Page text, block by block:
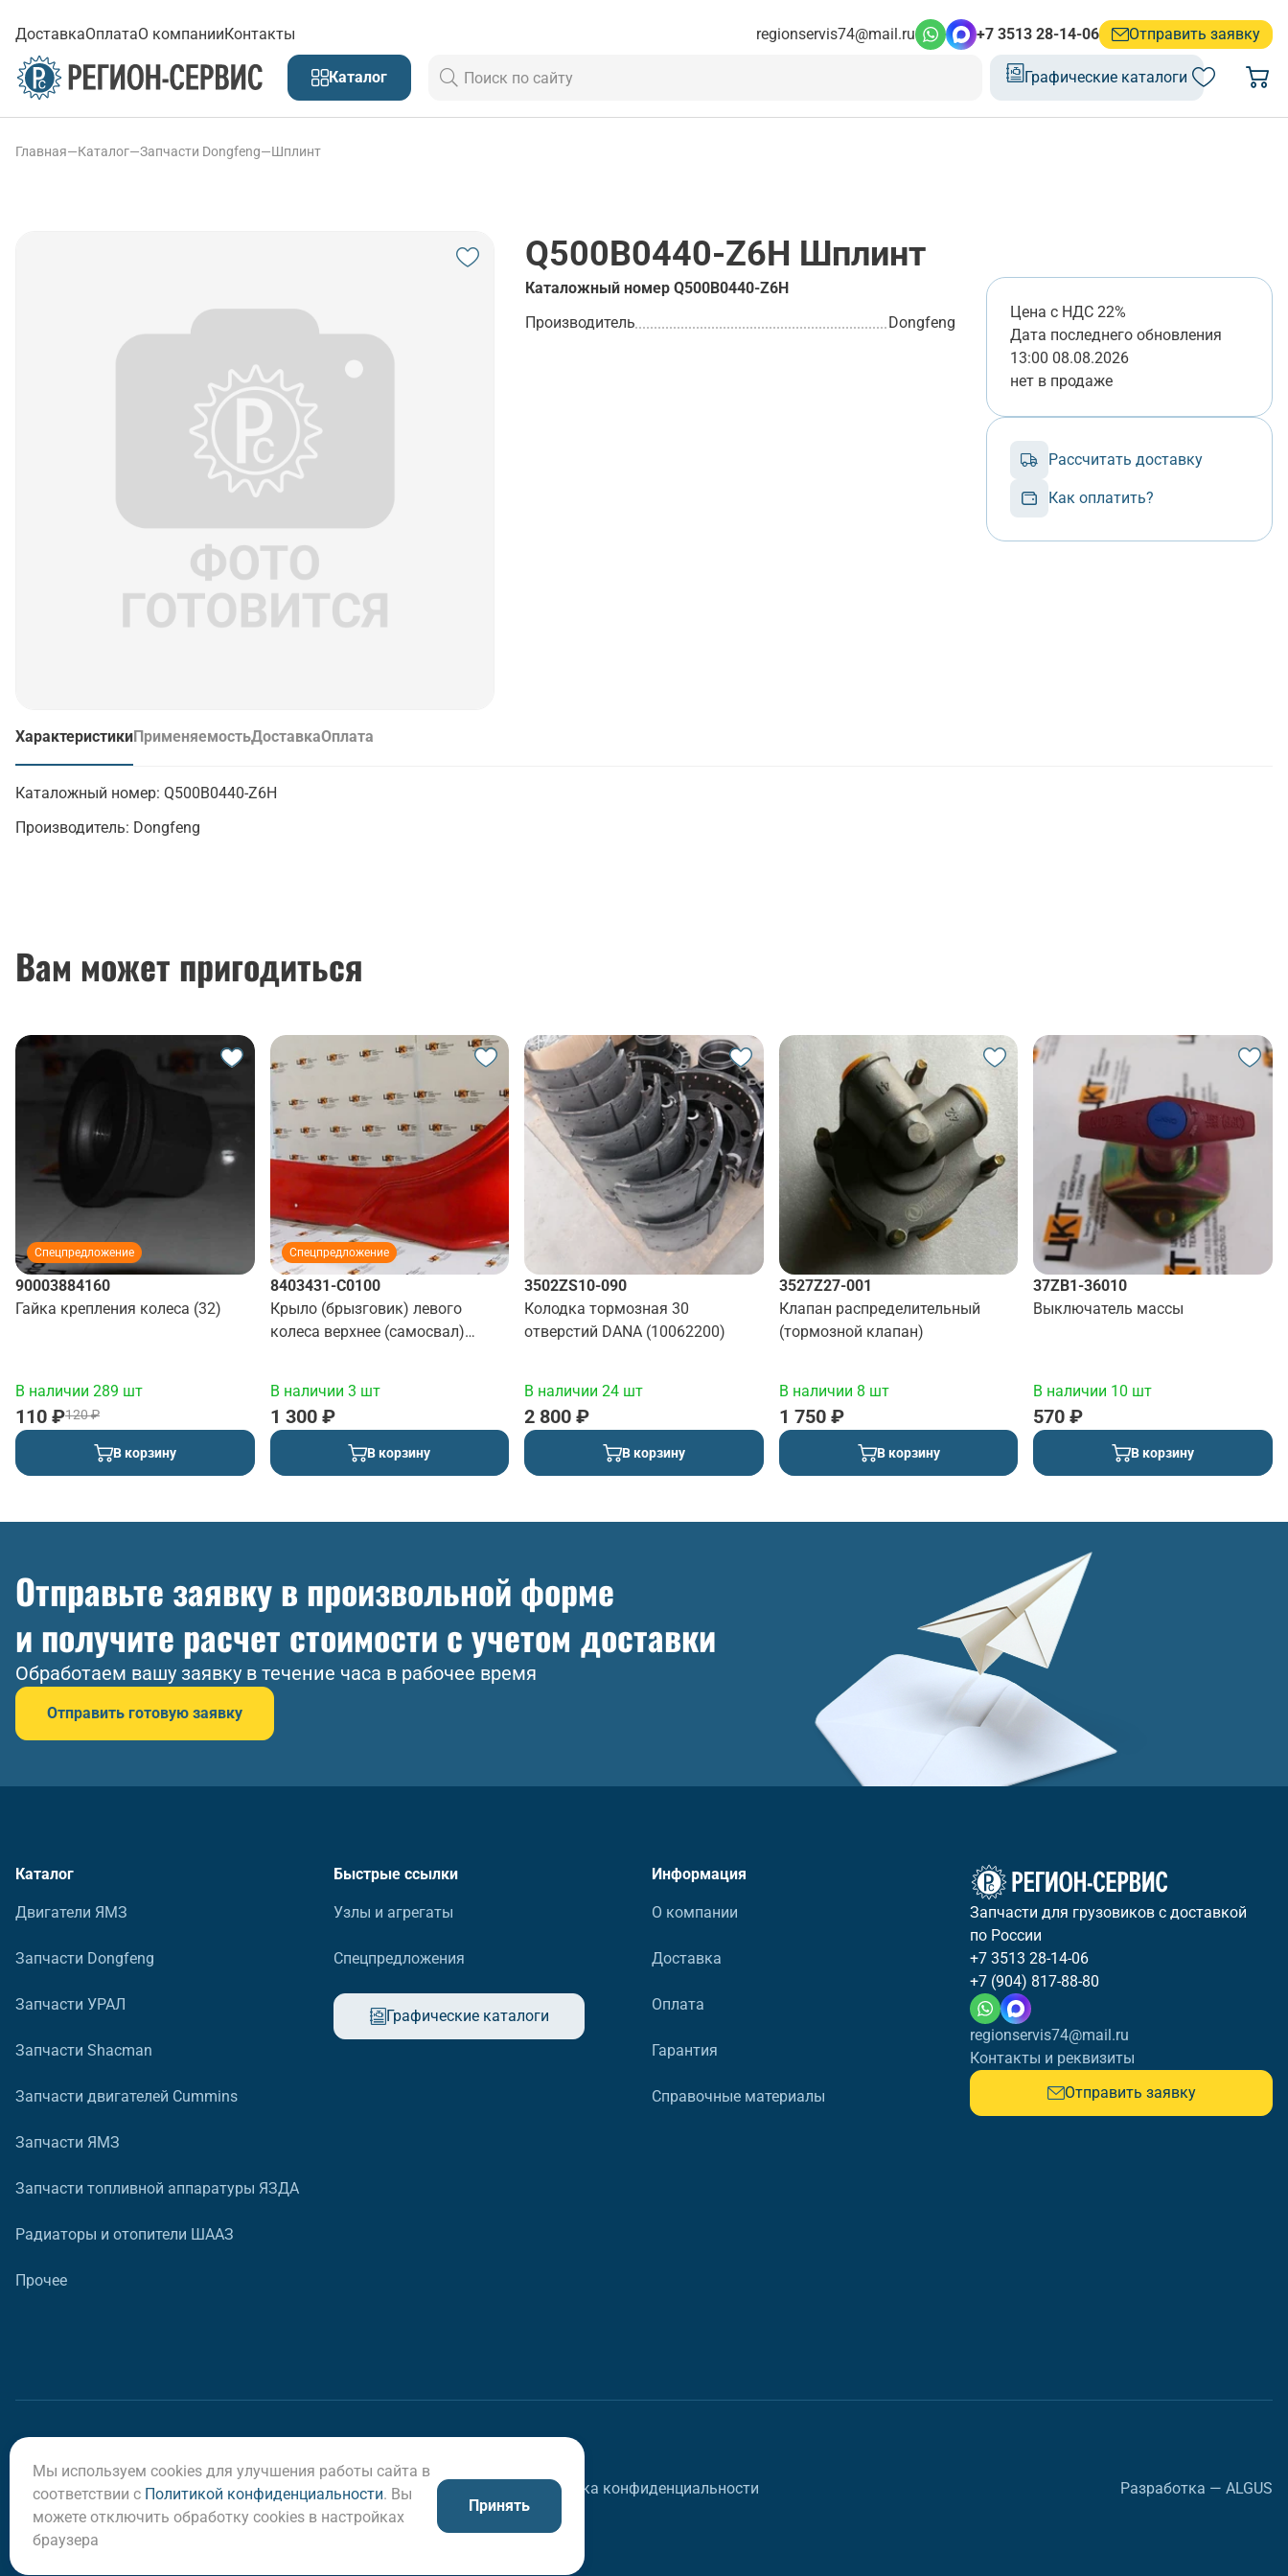
ДоставкаОплатаО компанииКонтакты regionservis74@mail.ru +7 3513 28-14-06 Отправить заявку
Каталог Графические каталоги
Главная—Каталог—Запчасти Dongfeng—Шплинт
Q500B0440-Z6H Шплинт
Каталожный номер Q500B0440-Z6H
Производитель
Dongfeng
Цена с НДС 22%
Дата последнего обновления
13:00 08.08.2026
нет в продаже
Рассчитать доставку
Как оплатить?
Характеристики
(активная вкладка)
ПрименяемостьДоставкаОплата
Каталожный номер: Q500B0440-Z6H
Производитель: Dongfeng
Вам может пригодиться
Спецпредложение
90003884160
Гайка крепления колеса (32)
В наличии 289 шт
120 ₽
110 ₽
В корзину
Спецпредложение
8403431-C0100
Крыло (брызговик) левого
колеса верхнее (самосвал)
В наличии 3 шт
1 300 ₽
В корзину
3502ZS10-090
Колодка тормозная 30
отверстий DANA (10062200)
В наличии 24 шт
2 800 ₽
В корзину
3527Z27-001
Клапан распределительный
(тормозной клапан)
В наличии 8 шт
1 750 ₽
В корзину
37ZB1-36010
Выключатель массы
В наличии 10 шт
570 ₽
В корзину
Отправьте заявку в произвольной форме
и получите расчет стоимости с учетом доставки
Обработаем вашу заявку в течение часа в рабочее время
Отправить готовую заявку
Каталог
Двигатели ЯМЗ
Запчасти Dongfeng
Запчасти УРАЛ
Запчасти Shacman
Запчасти двигателей Cummins
Запчасти ЯМЗ
Запчасти топливной аппаратуры ЯЗДА
Радиаторы и отопители ШААЗ
Прочее
Быстрые ссылки
Узлы и агрегаты
Спецпредложения
Графические каталоги
Информация
О компании
Доставка
Оплата
Гарантия
Справочные материалы
Запчасти для грузовиков с доставкой
по России
+7 3513 28-14-06
+7 (904) 817-88-80
regionservis74@mail.ru
Контакты и реквизиты
Отправить заявку
© ООО «Регион-Сервис», 2026 Политика конфиденциальности Разработка — ALGUS
Мы используем cookies для улучшения работы сайта в
соответствии с Политикой конфиденциальности. Вы
можете отключить обработку cookies в настройках
браузера
Принять